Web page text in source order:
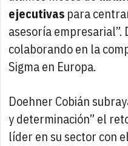
ejecutivas para
asesoría
colaborando en la
Sigma en Europa.
Doehner Cobián
y determinación” el
líder en su sector con el